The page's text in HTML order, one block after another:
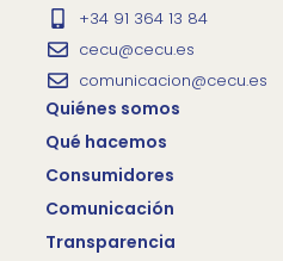
+34 91 364 13 84
cecu@cecu.es
comunicacion@cecu.es
Quiénes somos
Qué hacemos
Consumidores
Comunicación
Transparencia